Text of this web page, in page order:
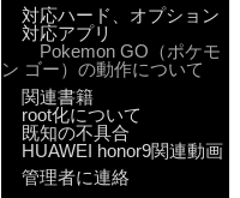
対応ハード、オプション
対応アプリ
Pokemon GO（ポケモ
ン ゴー）の動作について
関連書籍
root化について
既知の不具合
HUAWEI honor9関連動画
管理者に連絡